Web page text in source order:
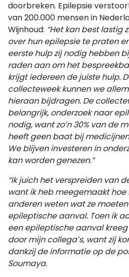
doorbreken. Epilepsie
van 200.000 mensen in
Wijnhoud: “Het kan best lastig
over hun epilepsie te praten
eerste hulp zij nodig hebben
raden aan om het
krijgt iedereen de juiste hulp.
collecteweek kunnen we
hieraan bijdragen. De
belangrijk, onderzoek naar
nodig, want zo’n 30% van de
heeft geen baat bij
We blijven investeren in
kan worden genezen.”
“Ik juich het verspreiden van
want ik heb meegemaakt hoe
anderen weten wat ze
epileptische aanval. Toen ik
een epileptische aanval
door mijn collega’s, want zij
dankzij de informatie op de
Soumaya.